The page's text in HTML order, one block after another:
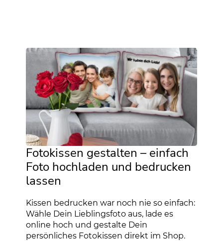
Fotokissen gestalten – einfach
Foto hochladen und bedrucken
lassen
Kissen bedrucken war noch nie so einfach:
Wähle Dein Lieblingsfoto aus, lade es
online hoch und gestalte Dein
persönliches Fotokissen direkt im Shop.